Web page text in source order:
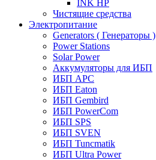
INK HP
Чистящие средства
Электропитание
Generators ( Генераторы )
Power Stations
Solar Power
Аккумуляторы для ИБП
ИБП APC
ИБП Eaton
ИБП Gembird
ИБП PowerCom
ИБП SPS
ИБП SVEN
ИБП Tuncmatik
ИБП Ultra Power